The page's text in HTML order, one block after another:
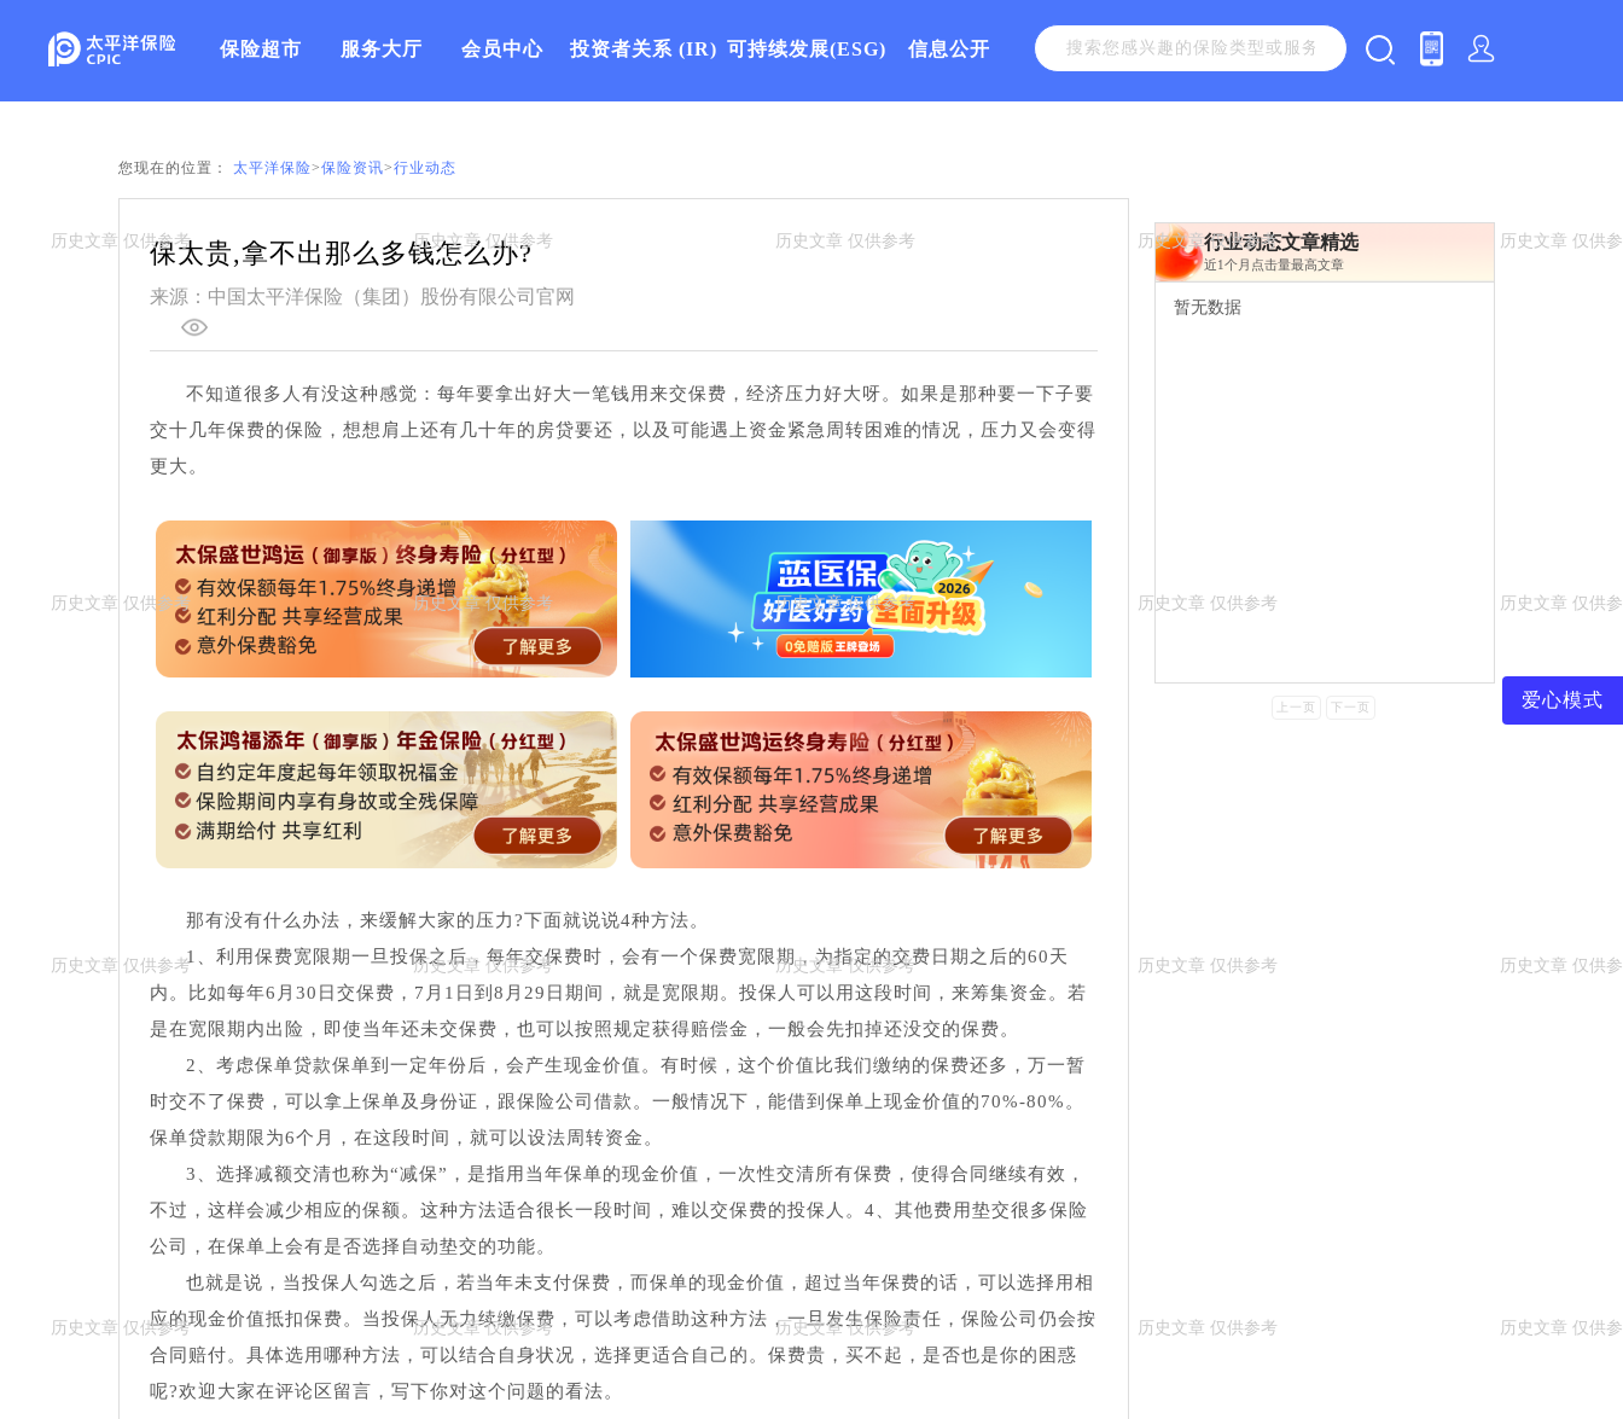
保险超市 服务大厅 会员中心 投资者关系 (IR) 可持续发展(ESG) 信息公开
您现在的位置： 太平洋保险>保险资讯>行业动态
保太贵,拿不出那么多钱怎么办?
来源：中国太平洋保险（集团）股份有限公司官网
不知道很多人有没这种感觉：每年要拿出好大一笔钱用来交保费，经济压力好大呀。如果是那种要一下子要
交十几年保费的保险，想想肩上还有几十年的房贷要还，以及可能遇上资金紧急周转困难的情况，压力又会变得
更大。
那有没有什么办法，来缓解大家的压力?下面就说说4种方法。
1、利用保费宽限期一旦投保之后，每年交保费时，会有一个保费宽限期，为指定的交费日期之后的60天
内。比如每年6月30日交保费，7月1日到8月29日期间，就是宽限期。投保人可以用这段时间，来筹集资金。若
是在宽限期内出险，即使当年还未交保费，也可以按照规定获得赔偿金，一般会先扣掉还没交的保费。
2、考虑保单贷款保单到一定年份后，会产生现金价值。有时候，这个价值比我们缴纳的保费还多，万一暂
时交不了保费，可以拿上保单及身份证，跟保险公司借款。一般情况下，能借到保单上现金价值的70%-80%。
保单贷款期限为6个月，在这段时间，就可以设法周转资金。
3、选择减额交清也称为“减保”，是指用当年保单的现金价值，一次性交清所有保费，使得合同继续有效，
不过，这样会减少相应的保额。这种方法适合很长一段时间，难以交保费的投保人。4、其他费用垫交很多保险
公司，在保单上会有是否选择自动垫交的功能。
也就是说，当投保人勾选之后，若当年未支付保费，而保单的现金价值，超过当年保费的话，可以选择用相
应的现金价值抵扣保费。当投保人无力续缴保费，可以考虑借助这种方法，一旦发生保险责任，保险公司仍会按
合同赔付。具体选用哪种方法，可以结合自身状况，选择更适合自己的。保费贵，买不起，是否也是你的困惑
呢?欢迎大家在评论区留言，写下你对这个问题的看法。
行业动态文章精选
近1个月点击量最高文章
暂无数据
上一页 下一页 爱心模式